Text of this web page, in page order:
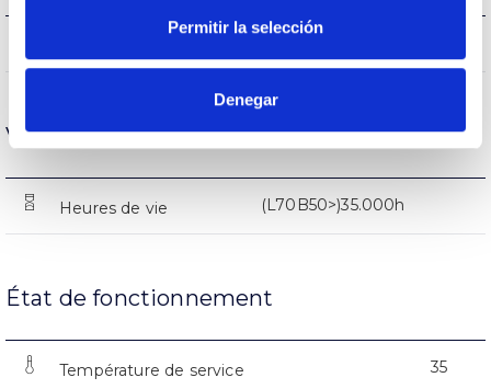
Permitir la selección
Denegar
Vie
Heures de vie (L70B50>)35.000h
État de fonctionnement
Température de service 35